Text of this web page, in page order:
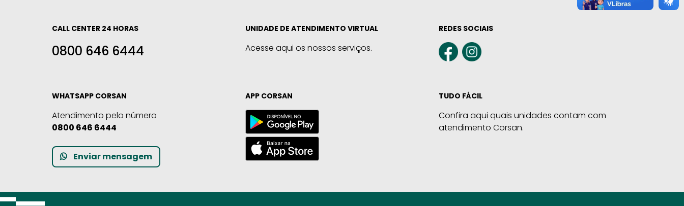
CALL CENTER 24 HORAS
0800 646 6444
UNIDADE DE ATENDIMENTO VIRTUAL
Acesse aqui os nossos serviços.
REDES SOCIAIS
WHATSAPP CORSAN
Atendimento pelo número
0800 646 6444
Enviar mensagem
APP CORSAN TUDO FÁCIL
Confira aqui quais unidades contam com
atendimento Corsan.